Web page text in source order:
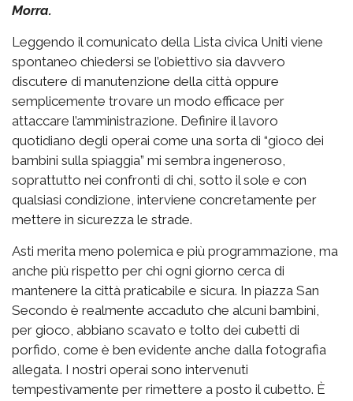
Morra.
Leggendo il comunicato della Lista civica Uniti viene
spontaneo chiedersi se l’obiettivo sia davvero
discutere di manutenzione della città oppure
semplicemente trovare un modo efficace per
attaccare l’amministrazione. Definire il lavoro
quotidiano degli operai come una sorta di “gioco dei
bambini sulla spiaggia” mi sembra ingeneroso,
soprattutto nei confronti di chi, sotto il sole e con
qualsiasi condizione, interviene concretamente per
mettere in sicurezza le strade.
Asti merita meno polemica e più programmazione, ma
anche più rispetto per chi ogni giorno cerca di
mantenere la città praticabile e sicura. In piazza San
Secondo è realmente accaduto che alcuni bambini,
per gioco, abbiano scavato e tolto dei cubetti di
porfido, come è ben evidente anche dalla fotografia
allegata. I nostri operai sono intervenuti
tempestivamente per rimettere a posto il cubetto. È